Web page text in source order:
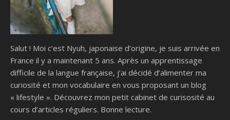
Salut ! Moi c’est Nyuh, japonaise d’origine, je suis arrivée en
France il y a maintenant 5 ans. Après un apprentissage
difficile de la langue française, j’ai décidé d’alimenter ma
curiosité et mon vocabulaire en vous proposant un blog
« lifestyle ». Découvrez mon petit cabinet de curisosité au
cours d’articles réguliers. Bonne lecture.